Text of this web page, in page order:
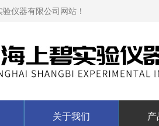
仪器有限公司网站！
关于我们 产